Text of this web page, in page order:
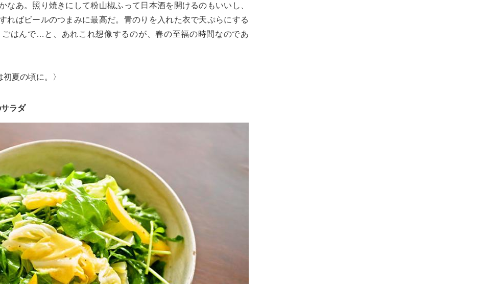
なあ。照り焼きにして粉山椒ふって日本酒を開けるのもいいし、
ればビールのつまみに最高だ。青のりを入れた衣で天ぷらにする
はんで…と、あれこれ想像するのが、春の至福の時間なのであ
夏の頃に。〉
ラダ